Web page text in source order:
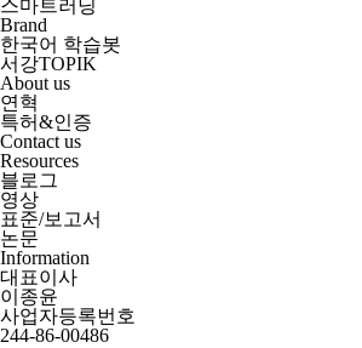
스마트러닝
Brand
한국어 학습봇
서강TOPIK
About us
연혁
특허&인증
Contact us
Resources
블로그
영상
표준/보고서
논문
Information
대표이사
이종윤
사업자등록번호
244-86-00486